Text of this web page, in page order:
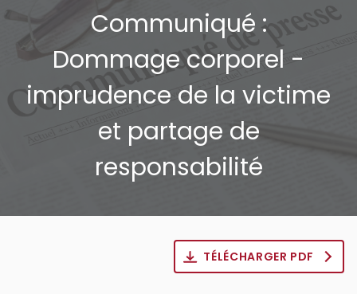
Communiqué :
Dommage corporel -
imprudence de la victime
et partage de
responsabilité
TÉLÉCHARGER PDF